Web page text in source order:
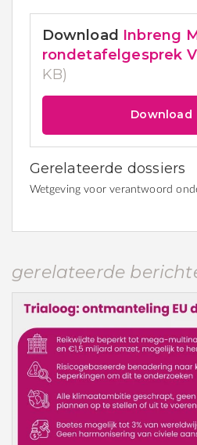
Download Inbreng
rondetafelgesprek
KB)
Download
Gerelateerde dossiers
Wetgeving voor verantwoord
gerelateerde